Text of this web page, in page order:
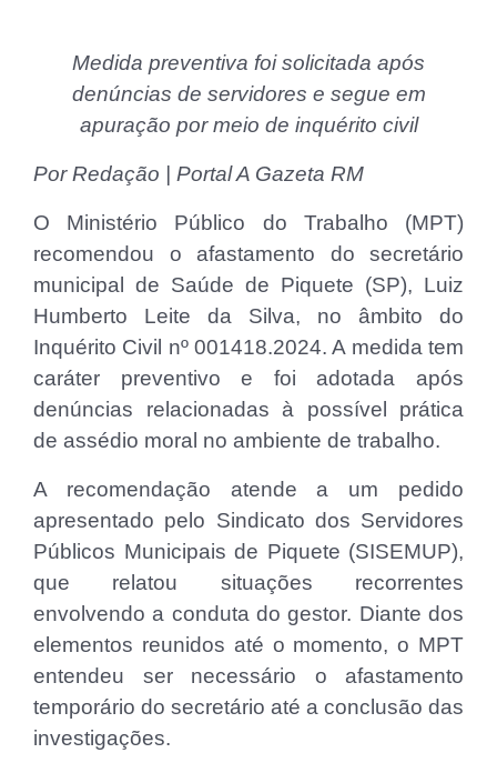
Medida preventiva foi solicitada após
denúncias de servidores e segue em
apuração por meio de inquérito civil
Por Redação | Portal A Gazeta RM
O Ministério Público do Trabalho (MPT)
recomendou o afastamento do secretário
municipal de Saúde de Piquete (SP), Luiz
Humberto Leite da Silva, no âmbito do
Inquérito Civil nº 001418.2024. A medida tem
caráter preventivo e foi adotada após
denúncias relacionadas à possível prática
de assédio moral no ambiente de trabalho.
A recomendação atende a um pedido
apresentado pelo Sindicato dos Servidores
Públicos Municipais de Piquete (SISEMUP),
que relatou situações recorrentes
envolvendo a conduta do gestor. Diante dos
elementos reunidos até o momento, o MPT
entendeu ser necessário o afastamento
temporário do secretário até a conclusão das
investigações.